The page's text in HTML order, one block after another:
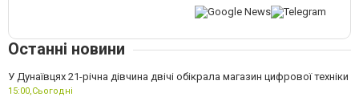
Останні новини
У Дунаївцях 21-річна дівчина двічі обікрала магазин цифрової техніки
15:00,Сьогодні